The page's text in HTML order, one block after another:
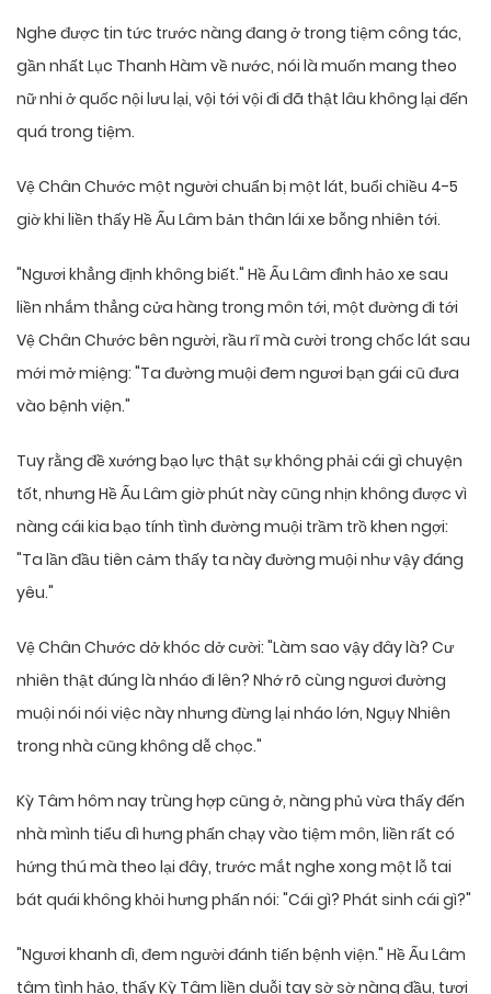
Nghe được tin tức trước nàng đang ở trong tiệm công tác,
gần nhất Lục Thanh Hàm về nước, nói là muốn mang theo
nữ nhi ở quốc nội lưu lại, vội tới vội đi đã thật lâu không lại đến
quá trong tiệm.
Vệ Chân Chước một người chuẩn bị một lát, buổi chiều 4-5
giờ khi liền thấy Hề Ấu Lâm bản thân lái xe bỗng nhiên tới.
"Ngươi khẳng định không biết." Hề Ấu Lâm đình hảo xe sau
liền nhắm thẳng cửa hàng trong môn tới, một đường đi tới
Vệ Chân Chước bên người, rầu rĩ mà cười trong chốc lát sau
mới mở miệng: "Ta đường muội đem ngươi bạn gái cũ đưa
vào bệnh viện."
Tuy rằng đề xướng bạo lực thật sự không phải cái gì chuyện
tốt, nhưng Hề Ấu Lâm giờ phút này cũng nhịn không được vì
nàng cái kia bạo tính tình đường muội trầm trồ khen ngợi:
"Ta lần đầu tiên cảm thấy ta này đường muội như vậy đáng
yêu."
Vệ Chân Chước dở khóc dở cười: "Làm sao vậy đây là? Cư
nhiên thật đúng là nháo đi lên? Nhớ rõ cùng ngươi đường
muội nói nói việc này nhưng đừng lại nháo lớn, Ngụy Nhiên
trong nhà cũng không dễ chọc."
Kỳ Tâm hôm nay trùng hợp cũng ở, nàng phủ vừa thấy đến
nhà mình tiểu dì hưng phấn chạy vào tiệm môn, liền rất có
hứng thú mà theo lại đây, trước mắt nghe xong một lỗ tai
bát quái không khỏi hưng phấn nói: "Cái gì? Phát sinh cái gì?"
"Ngươi khanh dì, đem người đánh tiến bệnh viện." Hề Ấu Lâm
tâm tình hảo, thấy Kỳ Tâm liền duỗi tay sờ sờ nàng đầu, tươi